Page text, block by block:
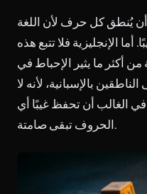
أن يُنطق كل حرف لأن اللغة
أما الإنجليزية فلا تتبع هذه
أكثر ما يثير الإحباط في
بالإسبانية، لأنه لا
الغالب أن تحفظ غيبًا أي
الحروف تبقى صامتة.